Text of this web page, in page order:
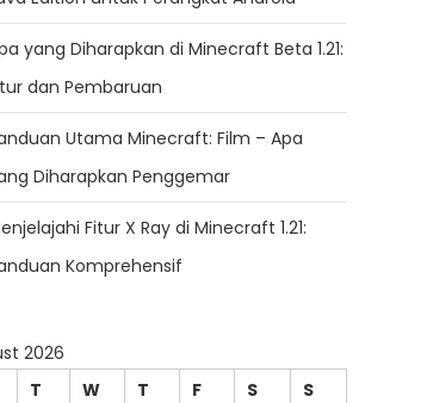
yang Diharapkan di Minecraft Beta 1.21:
dan Pembaruan
Utama Minecraft: Film – Apa
Diharapkan Penggemar
Fitur X Ray di Minecraft 1.21:
Komprehensif
2026
T W T F S
S